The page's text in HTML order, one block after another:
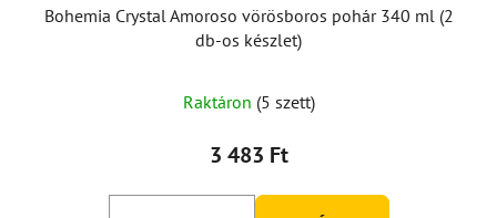
Bohemia Crystal Amoroso vörösboros pohár 340 ml (2
db-os készlet)
Raktáron (5 szett)
3 483 Ft